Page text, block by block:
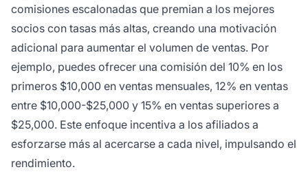
comisiones escalonadas que premian a los mejores
socios con tasas más altas, creando una motivación
adicional para aumentar el volumen de ventas. Por
ejemplo, puedes ofrecer una comisión del 10% en los
primeros $10,000 en ventas mensuales, 12% en ventas
entre $10,000-$25,000 y 15% en ventas superiores a
$25,000. Este enfoque incentiva a los afiliados a
esforzarse más al acercarse a cada nivel, impulsando el
rendimiento.